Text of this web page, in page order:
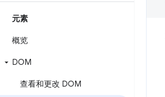
元素
概览
DOM
查看和更改 DOM